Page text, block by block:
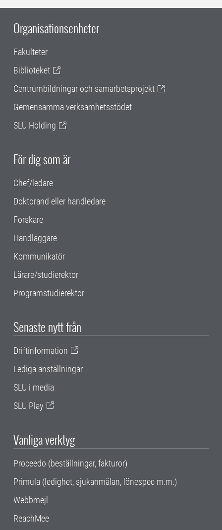
Organisationsenheter
Fakulteter
Biblioteket
Centrumbildningar och samarbetsprojekt
Gemensamma verksamhetsstödet
SLU Holding
För dig som är
Chef/ledare
Doktorand eller handledare
Forskare
Handläggare
Kommunikatör
Lärare/studierektor
Programstudierektor
Senaste nytt från
Driftinformation
Lediga anställningar
SLU i media
SLU Play
Vanliga verktyg
Proceedo (beställningar, fakturor)
Primula (ledighet, sjukanmälan, lönespec m.m.)
Webbmejl
ReachMee